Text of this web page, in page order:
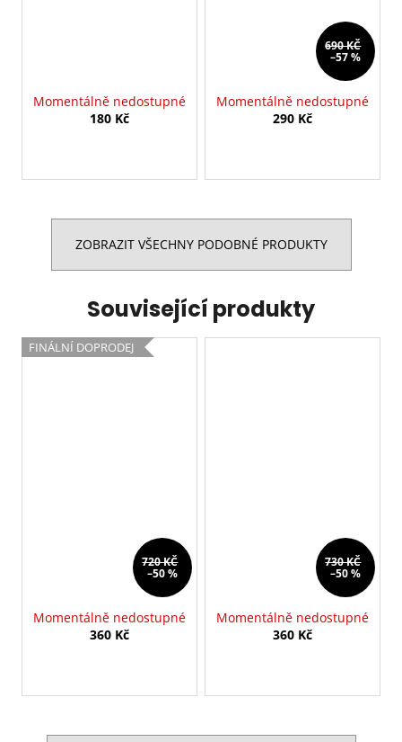
Momentálně nedostupné
180 Kč
690 KČ
–57 %
Momentálně nedostupné
290 Kč
ZOBRAZIT VŠECHNY PODOBNÉ PRODUKTY
Související produkty
FINÁLNÍ DOPRODEJ
720 KČ
–50 %
Momentálně nedostupné
360 Kč
730 KČ
–50 %
Momentálně nedostupné
360 Kč